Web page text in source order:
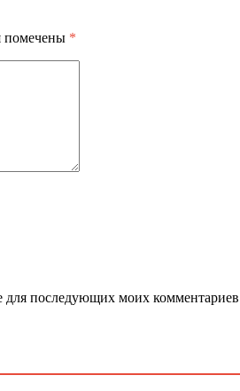
помечены *
для последующих моих